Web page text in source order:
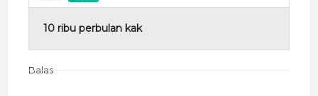
10 ribu perbulan kak
Balas